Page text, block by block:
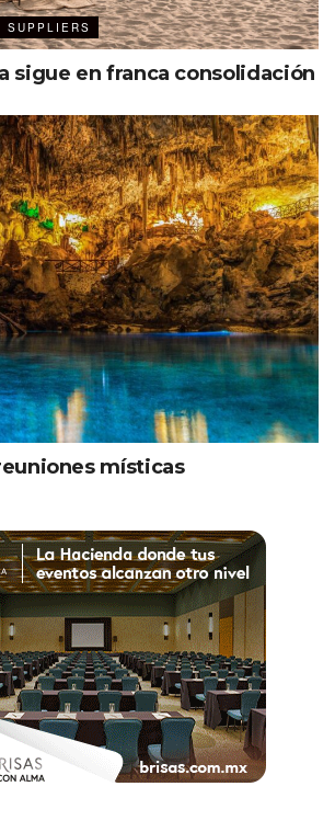
SUPPLIERS
sigue en franca consolidación
místicas